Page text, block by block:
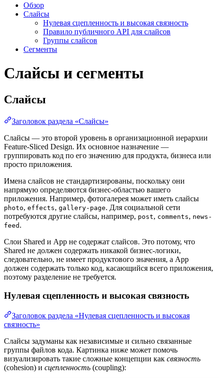
Обзор
Слайсы
Нулевая сцепленность и высокая связность
Правило публичного API для слайсов
Группы слайсов
Сегменты
Слайсы и сегменты
Слайсы
Заголовок раздела «Слайсы»
Слайсы — это второй уровень в организационной иерархии
Feature-Sliced Design. Их основное назначение —
группировать код по его значению для продукта, бизнеса или
просто приложения.
Имена слайсов не стандартизированы, поскольку они
напрямую определяются бизнес-областью вашего
приложения. Например, фотогалерея может иметь слайсы
photo, effects, gallery-page. Для социальной сети
потребуются другие слайсы, например, post, comments, news-
feed .
Слои Shared и App не содержат слайсов. Это потому, что
Shared не должен содержать никакой бизнес-логики,
следовательно, не имеет продуктового значения, а App
должен содержать только код, касающийся всего приложения,
поэтому разделение не требуется.
Нулевая сцепленность и высокая связность
Заголовок раздела «Нулевая сцепленность и высокая
связность»
Слайсы задуманы как независимые и сильно связанные
группы файлов кода. Картинка ниже может помочь
визуализировать такие сложные концепции как связность
(cohesion) и сцепленность (coupling):